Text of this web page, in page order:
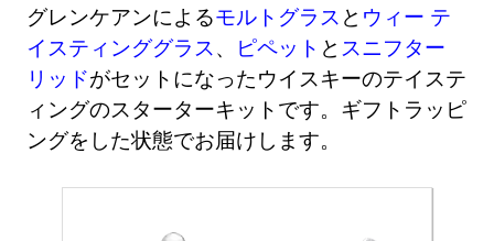
グレンケアンによるモルトグラス と ウィー テ
イスティンググラス 、 ピペット と スニフター
リッドがセットになったウイスキーのテイステ
ィングのスターターキットです。ギフトラッピ
ングをした状態でお届けします。